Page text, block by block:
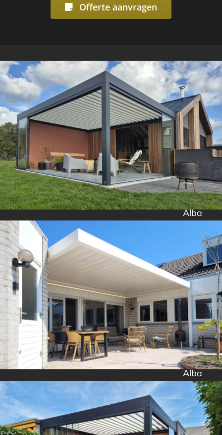
Offerte aanvragen
Alba
Alba